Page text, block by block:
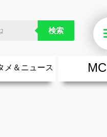
検索
洋楽
歌・勇気が出る歌
)
メ＆ニュース
ュース
メニュース
MC